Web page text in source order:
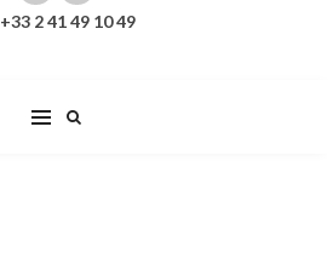
+33 2 41 49 10 49